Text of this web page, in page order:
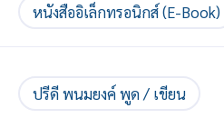
หนังสืออิเล็กทรอนิกส์ (E-Book)
ปรีดี พนมยงค์ พูด / เขียน